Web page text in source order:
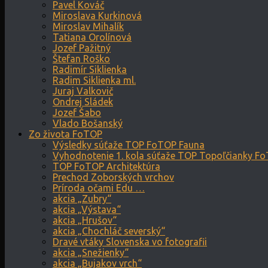
Pavel Kováč
Miroslava Kurkinová
Miroslav Mihalík
Tatiana Orolínová
Jozef Pažitný
Štefan Roško
Radimír Siklienka
Radim Siklienka ml.
Juraj Valkovič
Ondrej Sládek
Jozef Šabo
Vlado Bošanský
Zo života FoTOP
Výsledky súťaže TOP FoTOP Fauna
Vyhodnotenie 1. kola súťaže TOP Topoľčianky
TOP FoTOP Architektúra
Prechod Zoborských vrchov
Príroda očami Edu …
akcia „Zubry“
akcia „Výstava“
akcia „Hrušov“
akcia „Chochláč severský“
Dravé vtáky Slovenska vo fotografii
akcia „Snežienky“
akcia „Bujakov vrch“